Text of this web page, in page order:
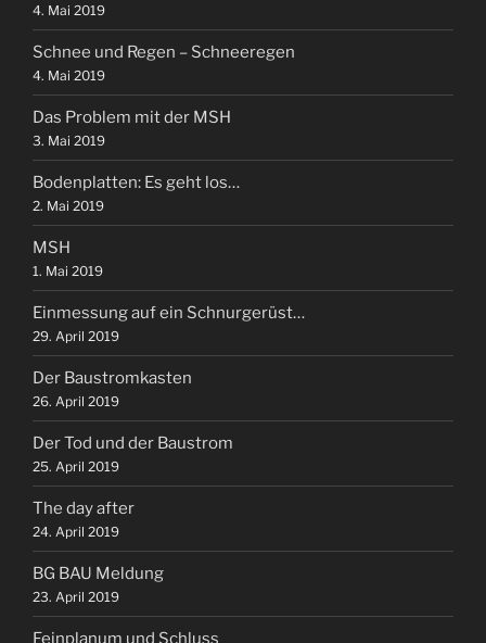
4. Mai 2019
Schnee und Regen – Schneeregen
4. Mai 2019
Das Problem mit der MSH
3. Mai 2019
Bodenplatten: Es geht los…
2. Mai 2019
MSH
1. Mai 2019
Einmessung auf ein Schnurgerüst…
29. April 2019
Der Baustromkasten
26. April 2019
Der Tod und der Baustrom
25. April 2019
The day after
24. April 2019
BG BAU Meldung
23. April 2019
Feinplanum und Schluss